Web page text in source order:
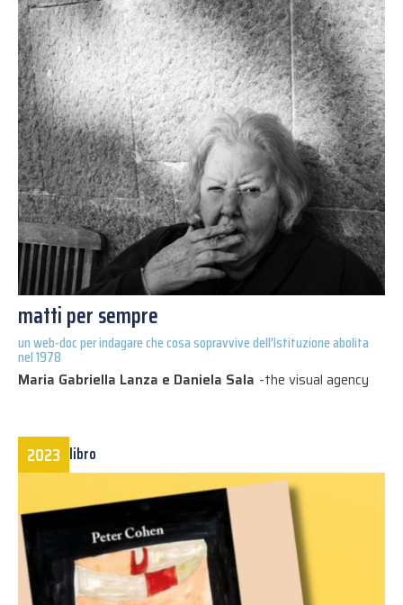
matti per sempre
un web-doc per indagare che cosa sopravvive dell’Istituzione abolita
nel 1978
Maria Gabriella Lanza e Daniela Sala -the visual agency
2023 libro